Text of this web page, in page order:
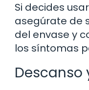
Si decides
asegúrate de
del envase y
los síntomas
Descanso